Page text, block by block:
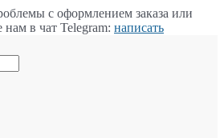
с оформлением заказа или
в чат Telegram: написать